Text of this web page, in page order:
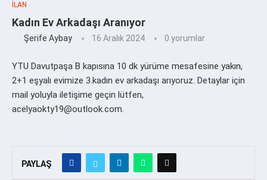
İLAN
Kadın Ev Arkadaşı Aranıyor
Şerife Aybay 16 Aralık 2024 0 yorumlar
YTU Davutpaşa B kapısına 10 dk yürüme mesafesine yakın,
2+1 eşyalı evimize 3.kadın ev arkadaşı arıyoruz. Detaylar için
mail yoluyla iletişime geçin lütfen,
acelyaokty19@outlook.com.
PAYLAŞ